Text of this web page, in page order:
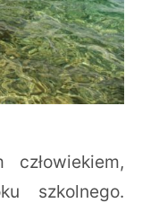
szkolnego.